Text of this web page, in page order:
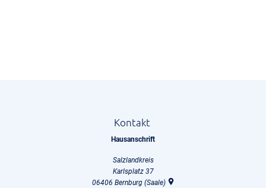
Kontakt
Hausanschrift
Salzlandkreis
Karlsplatz 37
06406 Bernburg (Saale)